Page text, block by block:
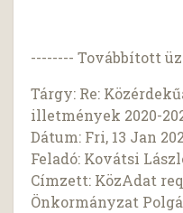
-------- Továbbított
Tárgy: Re:
illetmények 2020-
Dátum: Fri, 13 Jan
Feladó: Kovátsi
Címzett: KözAdat
Önkormányzat